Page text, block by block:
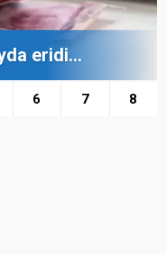
eridi…
6 7 8